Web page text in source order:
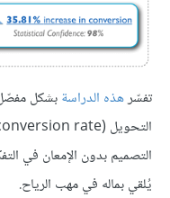
تفسّرهذه الدراسة
التصميم بدون الإمعان في
يُلقي بماله في مهب الرياح.